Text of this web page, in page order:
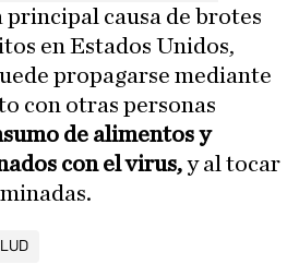
causa de brotes
en Estados Unidos,
propagarse mediante
con otras personas
de alimentos y
con el virus,y al tocar